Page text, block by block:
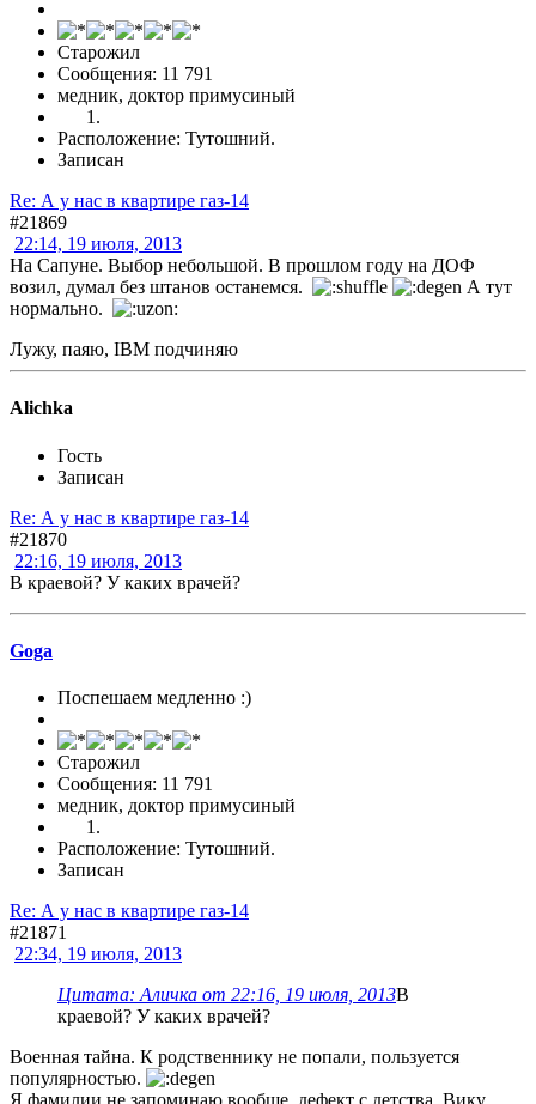
Старожил
Сообщения: 11 791
медник, доктор примусиный
Расположение: Тутошний.
Записан
Re: А у нас в квартире газ-14
#21869
22:14, 19 июля, 2013
На Сапуне. Выбор небольшой. В прошлом году на ДОФ
возил, думал без штанов останемся.
А тут
нормально.
Лужу, паяю, IBM подчиняю
Alichka
Гость
Записан
Re: А у нас в квартире газ-14
#21870
22:16, 19 июля, 2013
В краевой? У каких врачей?
Goga
Поспешаем медленно :)
Старожил
Сообщения: 11 791
медник, доктор примусиный
Расположение: Тутошний.
Записан
Re: А у нас в квартире газ-14
#21871
22:34, 19 июля, 2013
Цитата: Аличка от 22:16, 19 июля, 2013В
краевой? У каких врачей?
Военная тайна. К родственнику не попали, пользуется
популярностью.